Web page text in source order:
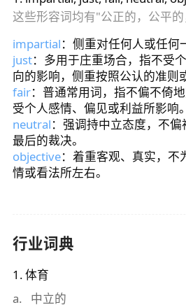
这些形容词均有"公正的，公平的
impartial：侧重对任何人或任何
just：多用于庄重场合，指不受
向的影响，侧重按照公认的准则
fair：普通常用词，指不偏不倚
受个人感情、偏见或利益所影响。
neutral：强调持中立态度，不
最后的裁决。
objective：着重客观、真实，不
情或看法所左右。
行业词典
1 .体育
a. 中立的